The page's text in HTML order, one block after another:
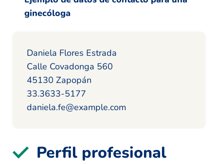
ginecóloga
Daniela Flores Estrada
Calle Covadonga 560
45130 Zapopán
33.3633-5177
daniela.fe@example.com
Perfil profesional